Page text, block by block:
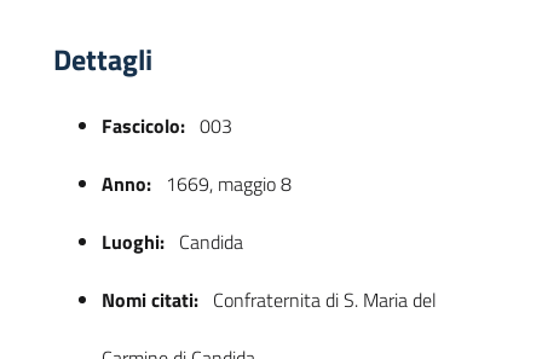
Dettagli
Fascicolo: 003
Anno: 1669, maggio 8
Luoghi: Candida
Nomi citati: Confraternita di S. Maria del